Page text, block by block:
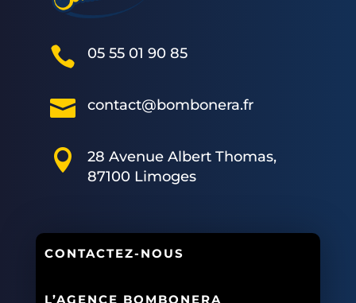
 05 55 01 90 85
 contact@bombonera.fr

28 Avenue Albert Thomas,
87100 Limoges
CONTACTEZ-NOUS
L’AGENCE BOMBONERA